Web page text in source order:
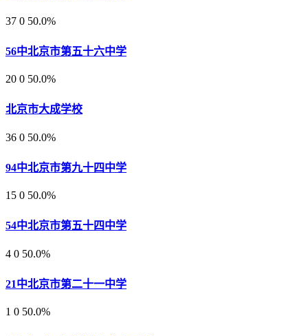
37 0 50.0%
56中北京市第五十六中学
20 0 50.0%
北京市大成学校
36 0 50.0%
94中北京市第九十四中学
15 0 50.0%
54中北京市第五十四中学
4 0 50.0%
21中北京市第二十一中学
1 0 50.0%